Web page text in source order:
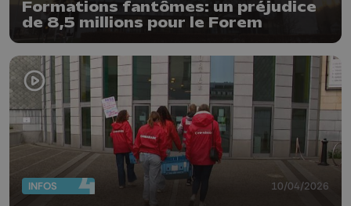
Formations fantômes: un préjudice
de 8,5 millions pour le Forem
INFOS 10/04/2026